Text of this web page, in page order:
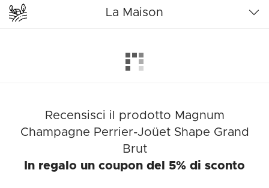
La Maison
Recensisci il prodotto Magnum
Champagne Perrier-Joüet Shape Grand
Brut
In regalo un coupon del 5% di sconto